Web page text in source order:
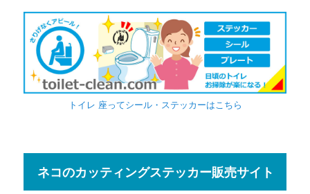
トイレ 座ってシール・ステッカーはこちら
ネコのカッティングステッカー販売サイト